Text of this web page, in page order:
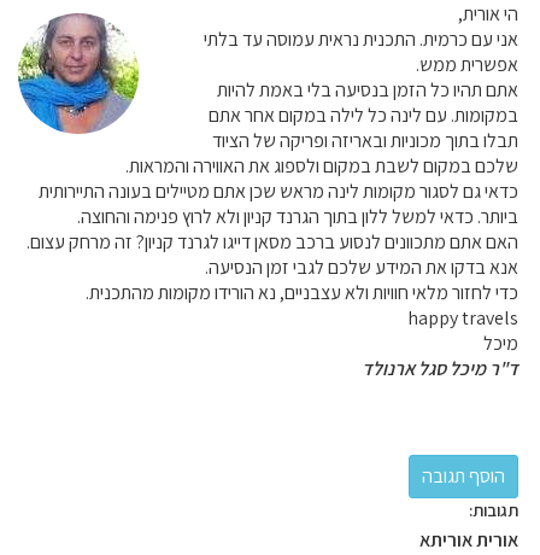
הי אורית,
אני עם כרמית. התכנית נראית עמוסה עד בלתי
אפשרית ממש.
אתם תהיו כל הזמן בנסיעה בלי באמת להיות
במקומות. עם לינה כל לילה במקום אחר אתם
תבלו בתוך מכוניות ובאריזה ופריקה של הציוד
שלכם במקום לשבת במקום ולספוג את האווירה והמראות.
כדאי גם לסגור מקומות לינה מראש שכן אתם מטיילים בעונה התיירותית
ביותר. כדאי למשל ללון בתוך הגרנד קניון ולא לרוץ פנימה והחוצה.
האם אתם מתכוונים לנסוע ברכב מסאן דייגו לגרנד קניון? זה מרחק עצום.
אנא בדקו את המידע שלכם לגבי זמן הנסיעה.
כדי לחזור מלאי חוויות ולא עצבניים, נא הורידו מקומות מהתכנית.
happy travels
מיכל
ד"ר מיכל סגל ארנולד
תגובות:
אורית אוריתא